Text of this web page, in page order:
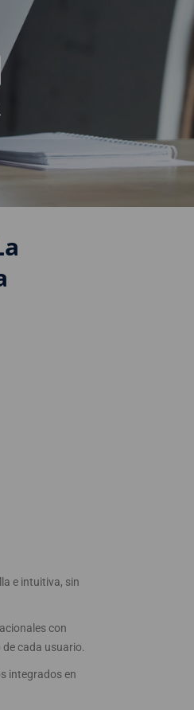
e intuitiva, sin
con
cada usuario.
integrados en